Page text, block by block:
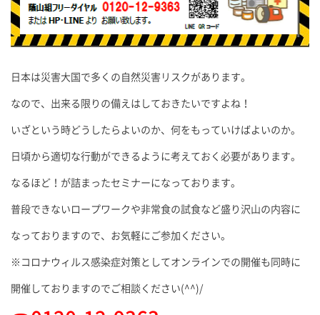
日本は災害大国で多くの自然災害リスクがあります。
なので、出来る限りの備えはしておきたいですよね！
いざという時どうしたらよいのか、何をもっていけばよいのか。
日頃から適切な行動ができるように考えておく必要があります。
なるほど！が詰まったセミナーになっております。
普段できないロープワークや非常食の試食など盛り沢山の内容に
なっておりますので、お気軽にご参加ください。
※コロナウィルス感染症対策としてオンラインでの開催も同時に
開催しておりますのでご相談ください(^^)/